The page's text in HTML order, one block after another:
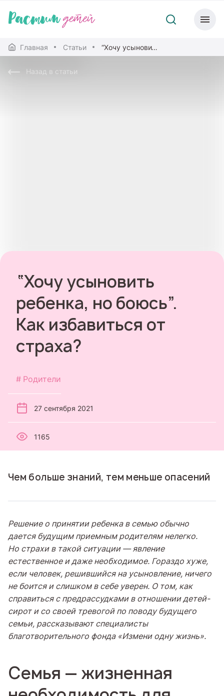
Главная Статьи “Хочу усыновить ребенка, но боюсь”. Как избавиться от страха?
Назад в статьи
“Хочу усыновить
ребенка, но боюсь”.
Как избавиться от
страха?
Родители
27 сентября 2021
1165
Чем больше знаний, тем меньше опасений
Решение о принятии ребенка в семью обычно
дается будущим приемным родителям нелегко.
Но страхи в такой ситуации — явление
естественное и даже необходимое. Гораздо хуже,
если человек, решившийся на усыновление, ничего
не боится и слишком в себе уверен. О том, как
справиться с предрассудками в отношении детей-
сирот и со своей тревогой по поводу будущего
семьи, рассказывают специалисты
благотворительного фонда «Измени одну жизнь».
Семья — жизненная